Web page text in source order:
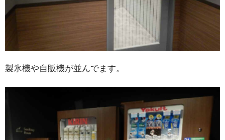
製氷機や自販機が並んでます。